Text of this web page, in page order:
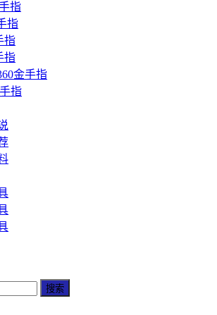
指
指
指
指
金手指
指
搜索